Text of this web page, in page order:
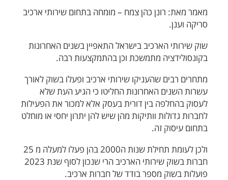
מאמר מאת: רונן כהן צמח – מומחה בתחום שירותי ארכיב
סריקה וענן.
שוק שירותי הארכיב בישראל התאפיין בשנים האחרונות
בקונסולידציה מתמשכת וכן בהתמקצעות רבה.
מתחרים רבים שהעניקו שירותי ארכיב ופעלו בשוק לאורך
עשרות השנים האחרונות החליטו כי הגיע העת שלא
לעסוק בהחלפה בין דורית בעסק אלא למכור את הפעילות
לחברות גדולות וותיקות מהן שיש להן יתרון יחסי או מוחלט
בתחום עיסוק זה.
ולכן לעומת תחילת שנות ה2000 בהן פעלו למעלה מ 25
חברות בשוק שירותי הארכיב הרי שנכון לסוף שנת 2023
פועלות בשוק מספר בודד של חברות ארכיב.